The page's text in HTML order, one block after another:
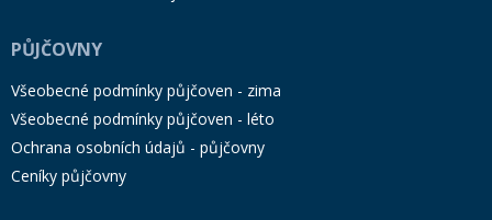
PŮJČOVNY
Všeobecné podmínky půjčoven - zima
Všeobecné podmínky půjčoven - léto
Ochrana osobních údajů - půjčovny
Ceníky půjčovny